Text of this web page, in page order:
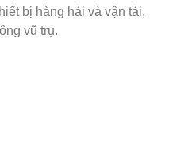
bị hàng hải và vận tải,
vũ trụ.